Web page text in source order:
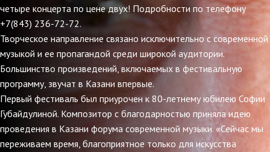
четыре концерта по цене двух! Подробности по телефону
+7(843) 236-72-72.
Творческое направление связано исключительно с современной
музыкой и ее пропагандой среди широкой аудитории.
Большинство произведений, включаемых в фестивальную
программу, звучат в Казани впервые.
Первый фестиваль был приурочен к 80-летнему юбилею Софии
Губайдулиной. Композитор с благодарностью приняла идею
проведения в Казани форума современной музыки. «Сейчас мы
переживаем время, благоприятное только для искусства